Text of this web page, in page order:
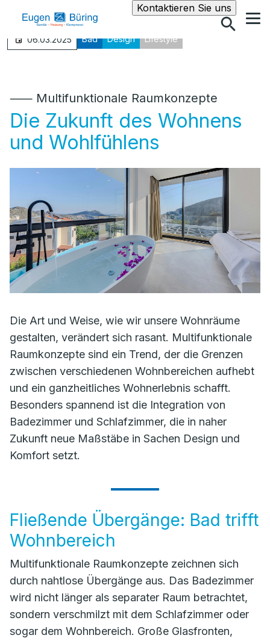
Kontaktieren Sie unsSuche
06.03.2025 Bad Design Lifestyle
⸺ Multifunktionale Raumkonzepte
Die Zukunft des Wohnens
und Wohlfühlens
Die Art und Weise, wie wir unsere Wohnräume
gestalten, verändert sich rasant. Multifunktionale
Raumkonzepte sind ein Trend, der die Grenzen
zwischen verschiedenen Wohnbereichen aufhebt
und ein ganzheitliches Wohnerlebnis schafft.
Besonders spannend ist die Integration von
Badezimmer und Schlafzimmer, die in naher
Zukunft neue Maßstäbe in Sachen Design und
Komfort setzt.
Fließende Übergänge: Bad trifft
Wohnbereich
Multifunktionale Raumkonzepte zeichnen sich
durch nahtlose Übergänge aus. Das Badezimmer
wird nicht länger als separater Raum betrachtet,
sondern verschmilzt mit dem Schlafzimmer oder
sogar dem Wohnbereich. Große Glasfronten,